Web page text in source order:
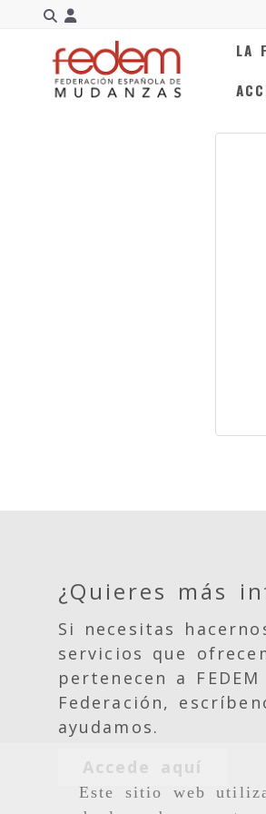
Este sitio web
Identifícate
LA
¿Quieres más
Si necesitas
servicios que
pertenecen a
Federación,
ayudamos.
Accede aquí